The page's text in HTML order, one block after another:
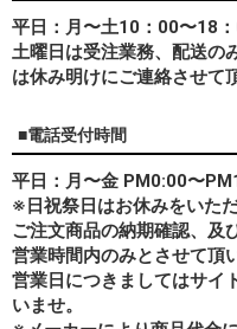
平日：月〜土10：00〜18
土曜日は受注業務、配送の
は休み明けにご連絡させて
■電話受付時間
平日：月〜金 PM0:00〜
※日祝祭日はお休みをいた
ご注文商品の納期確認、及
営業時間内のみとさせて頂
営業日につきましてはサイ
いませ。